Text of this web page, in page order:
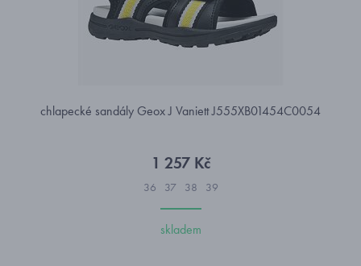
chlapecké sandály Geox J Vaniett J555XB01454C0054
1 257 Kč
36 37 38 39
skladem